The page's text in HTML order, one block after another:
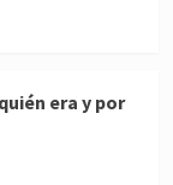
era y por